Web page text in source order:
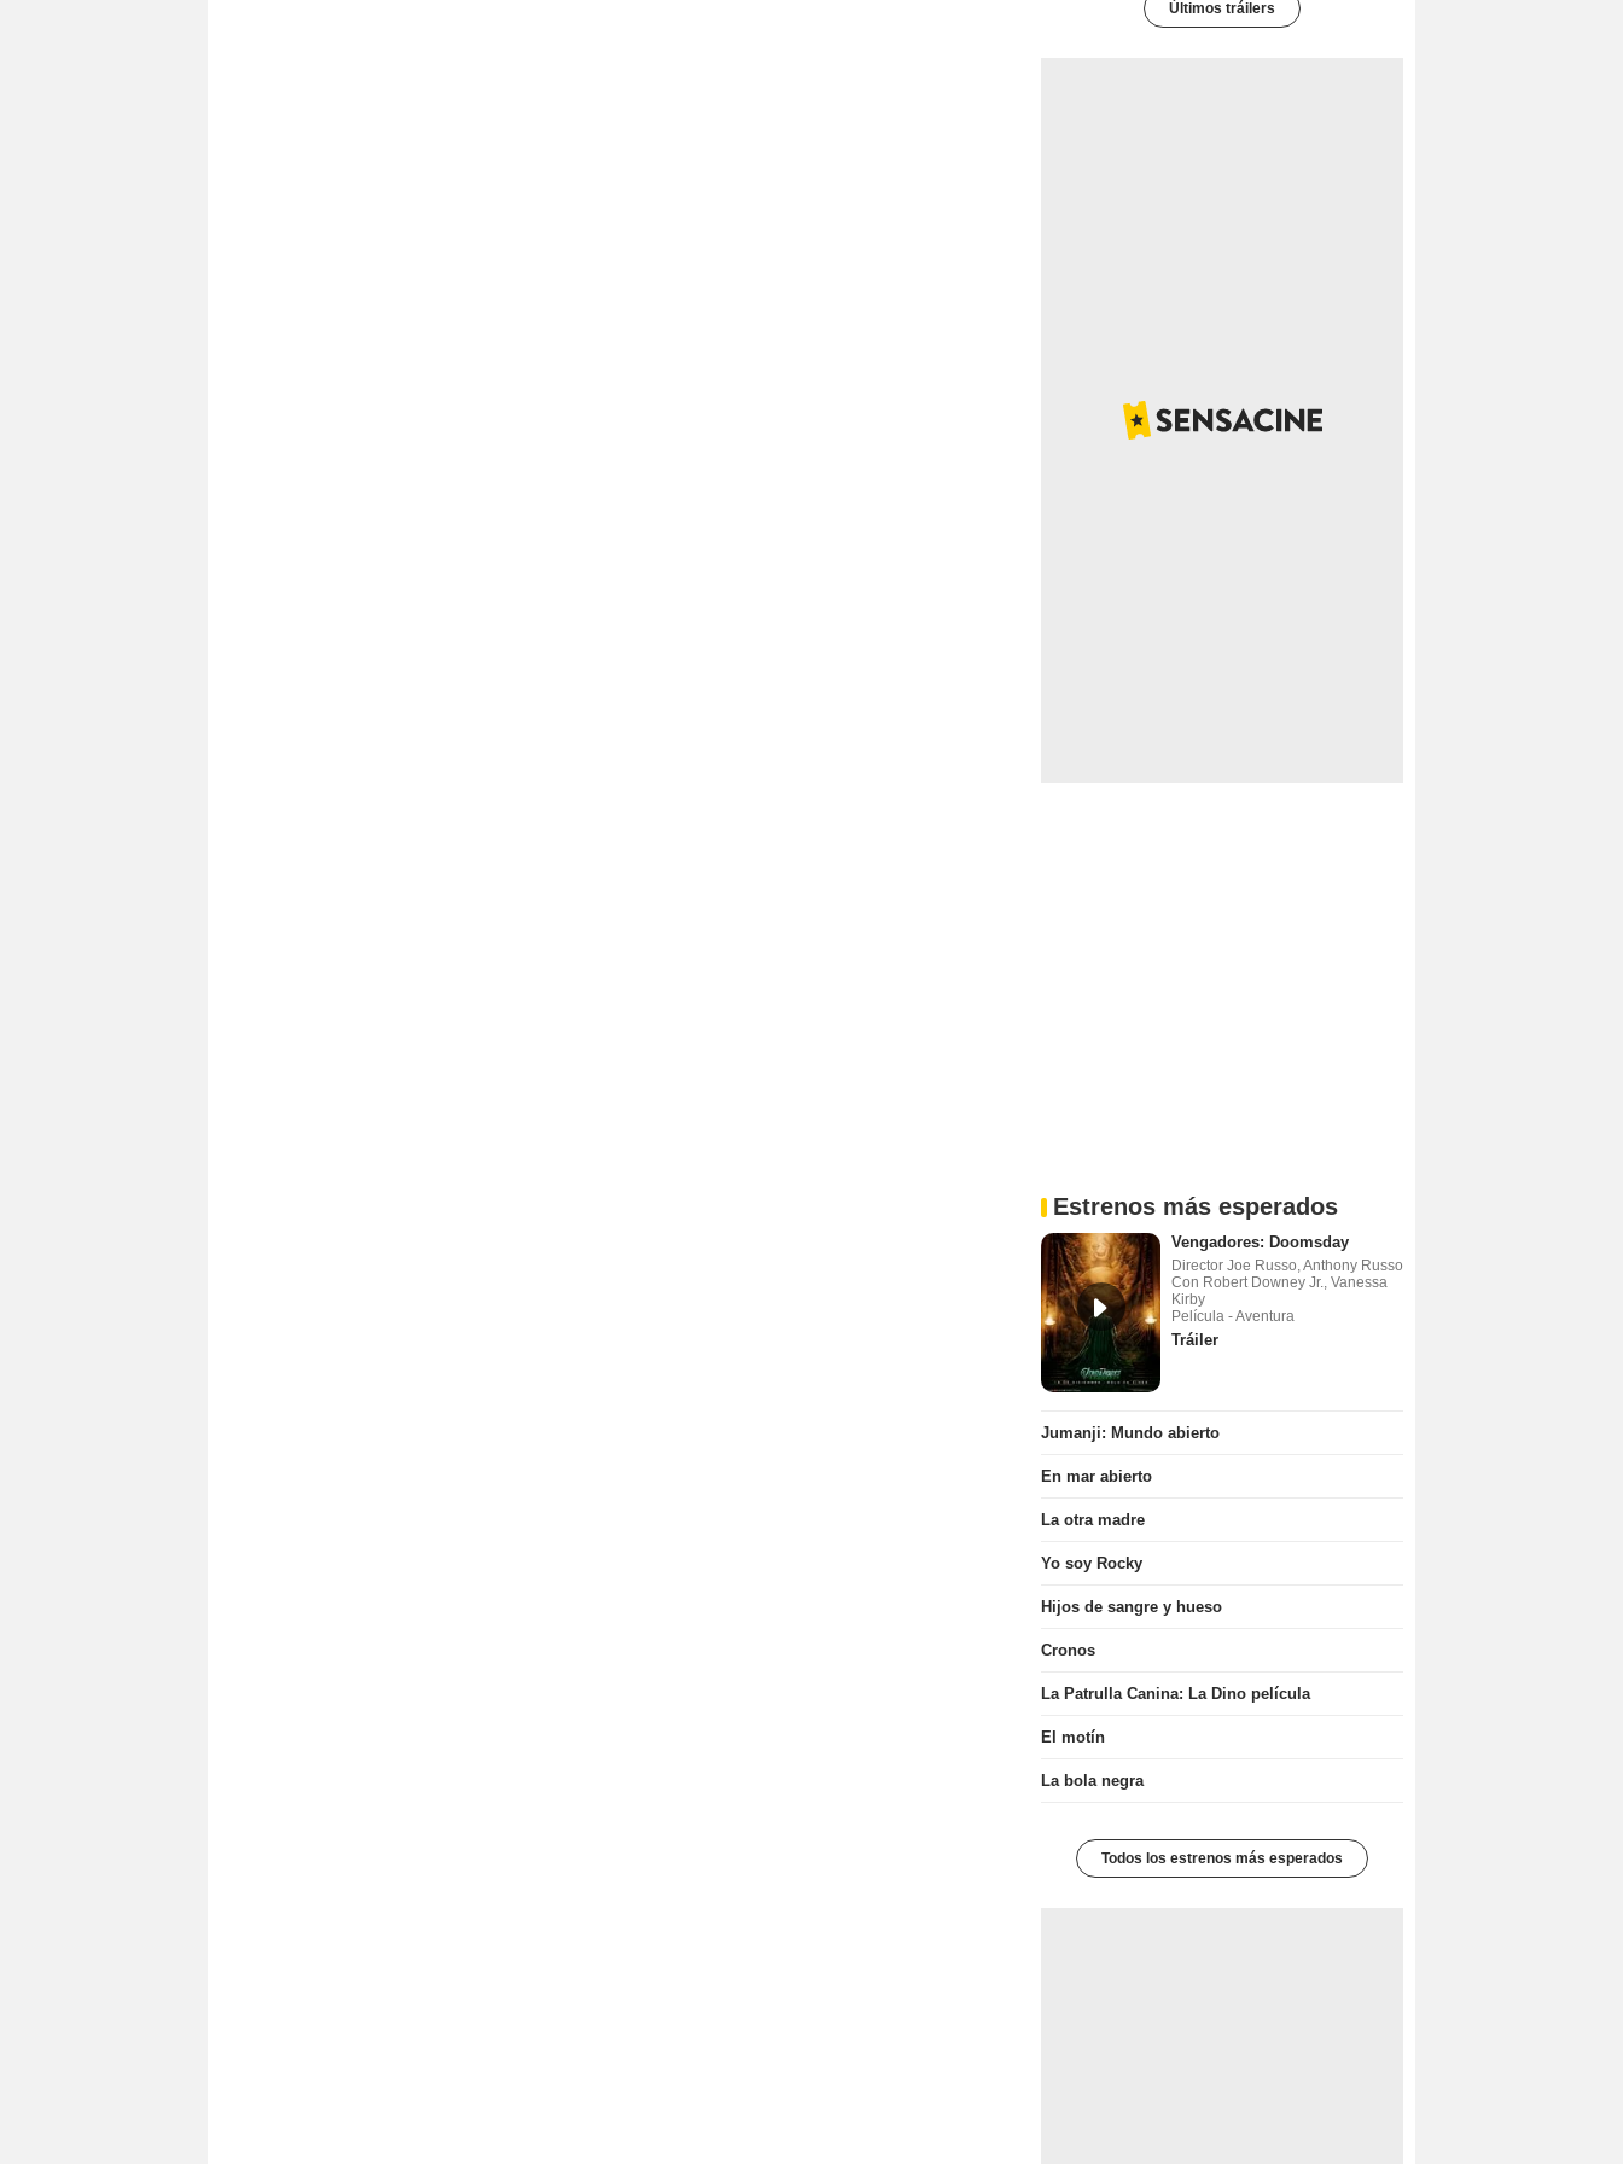
Últimos tráilers
Estrenos más esperados
Vengadores: Doomsday
Director Joe Russo, Anthony Russo
Con Robert Downey Jr., Vanessa
Kirby
Película - Aventura
Tráiler
Jumanji: Mundo abierto
En mar abierto
La otra madre
Yo soy Rocky
Hijos de sangre y hueso
Cronos
La Patrulla Canina: La Dino película
El motín
La bola negra
Todos los estrenos más esperados